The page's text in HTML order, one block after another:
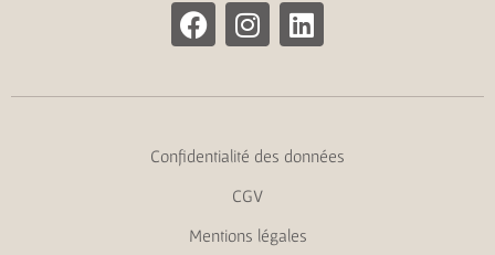
Confidentialité des données
CGV
Mentions légales